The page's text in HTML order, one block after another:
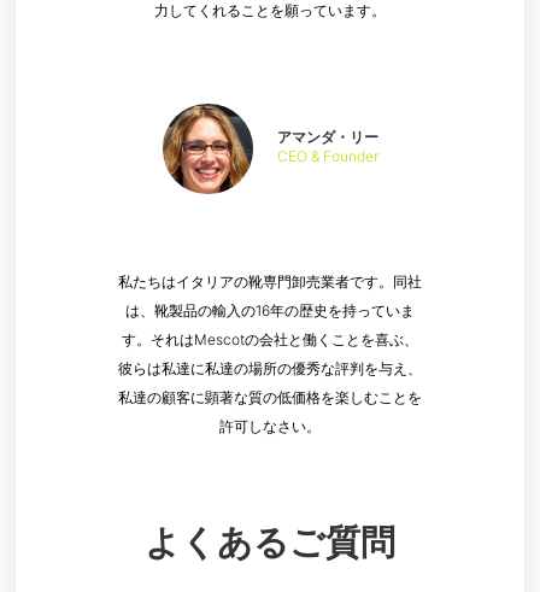
私たちはイタリアの靴専門卸売業者です。同社
は、靴製品の輸入の16年の歴史を持っていま
す。それはMescotの会社と働くことを喜ぶ、
彼らは私達に私達の場所の優秀な評判を与え、
私達の顧客に顕著な質の低価格を楽しむことを
許可しなさい。
アマンダ・リー
CEO & Founder
力してくれることを願っています。
よくあるご質問